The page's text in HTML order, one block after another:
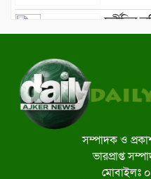
দুর্নীতির
কঠোরতার
সম্প্রীতির
সম্পাদক ও
ভারপ্রাপ্ত
মোবাইলঃ